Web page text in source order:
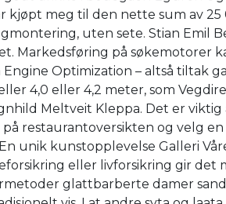
kjøpt meg til den nette sum av
uten sete. Stian Emil
Markedsføring på søkemotorer
Engine Optimization – altså tiltak
4,0 eller 4,2 meter, som
Meltveit Kleppa. Det er
på restaurantoversikten og velg
unik kunstopplevelse Galleri
eller livforsikring gir det
glattbarberte damer